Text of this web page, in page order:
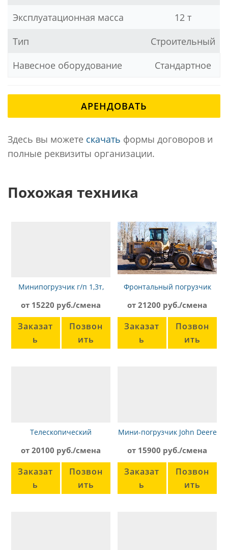
Эксплуатационная масса
12 т
Тип
Строительный
Навесное оборудование
Стандартное
АРЕНДОВАТЬ
Здесь вы можете скачать формы договоров и
полные реквизиты организации.
Похожая техника
Минипогрузчик г/п 1,3т,
от 15220 руб./смена
Заказат
ь
Позвон
ить
Фронтальный погрузчик
от 21200 руб./смена
Заказат
ь
Позвон
ить
Телескопический
от 20100 руб./смена
Заказат
ь
Позвон
ить
Мини-погрузчик John Deere
от 15900 руб./смена
Заказат
ь
Позвон
ить